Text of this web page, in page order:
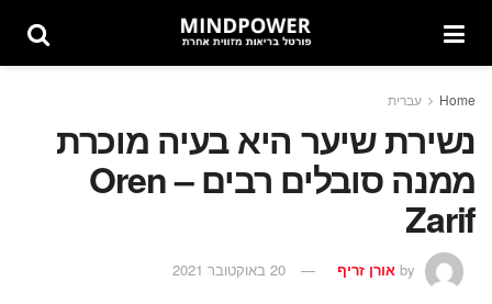
Home עברית
נשירת שיער היא בעיה מוכרת
ממנה סובלים רבים – Oren
Zarif
by אורן זריף 20 באוקטובר 2021